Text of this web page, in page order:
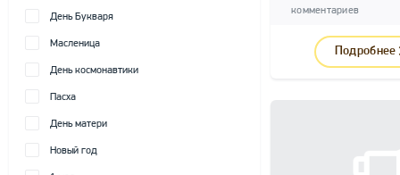
День Букваря
Масленица
День космонавтики
Пасха
День матери
Новый год
комментариев
Подробнее